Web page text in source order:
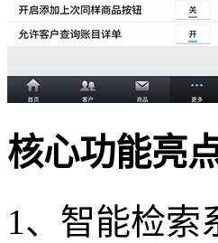
核心功能亮点
1、智能检索